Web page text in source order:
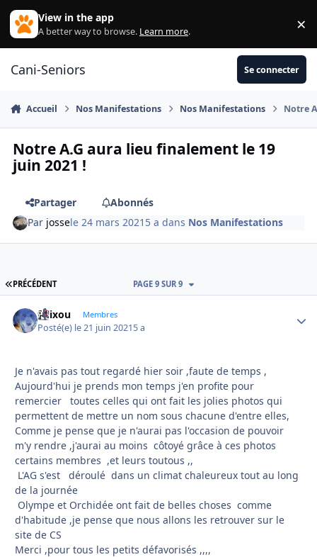
Aller au contenu
View in the app
A better way to browse. Learn more. ×
Cani-Seniors Se connecter
Accueil Nos Manifestations Nos Manifestations Notre
Notre A.G aura lieu finalement le 19
juin 2021 !
Partager
Abonnés
Par jossele 24 mars 2021 5 a dans Nos Manifestations
PREMIÈRE PAGE
PRÉCÉDENT PAGE 9 SUR 9
felixou Membres
Posté(e) le 21 juin 20215 a
Je n'avais pas tout regardé hier soir ,faute de temps ,
Aujourd'hui je prends mon temps j'en profite pour
remercier toutes celles qui ont fait les jolies photos qui
permettent de mettre un nom sous chacune d'entre elles,
Comme je pense que je n'aurai pas l'occasion de pouvoir
m'y rendre ,j'aurai au moins côtoyé grâce à ces photos
certains membres ,et leurs toutous ,,
L'AG s'est déroulé dans un climat chaleureux tout au long
de la journée
Olympe et Orchidée ont fait de belles choses comme
d'habitude ,je pense que nous allons les retrouver sur le
site de CS
Merci ,pour tous les petits défavorisés ,,,,